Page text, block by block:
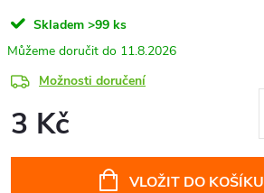
Skladem >99 ks
11.8.2026
Možnosti doručení
3 Kč
VLOŽIT DO KOŠÍKU